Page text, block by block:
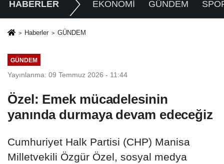
HABERLER EKONOMİ GÜNDEM
Haberler GÜNDEM
GÜNDEM
Yayınlanma: 09 Temmuz 2026 - 11:44
Özel: Emek mücadelesinin
yanında durmaya devam edeceğiz
Cumhuriyet Halk Partisi (CHP) Manisa
Milletvekili Özgür Özel, sosyal medya